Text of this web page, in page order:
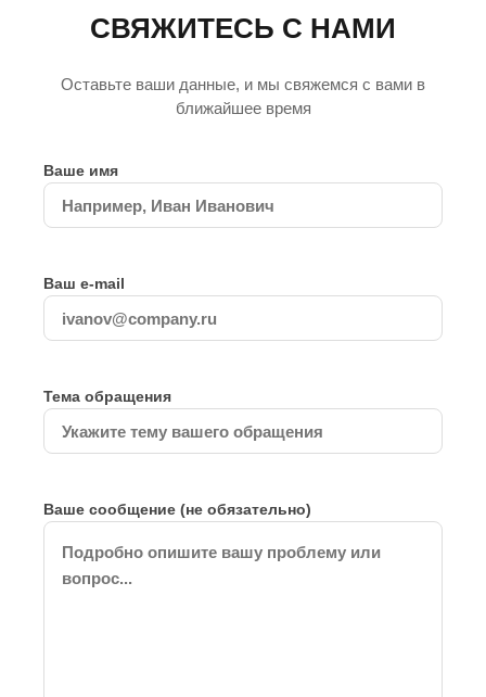
СВЯЖИТЕСЬ С НАМИ
Оставьте ваши данные, и мы свяжемся с вами в
ближайшее время
Ваше имя
Ваш e-mail
Тема обращения
Ваше сообщение (не обязательно)